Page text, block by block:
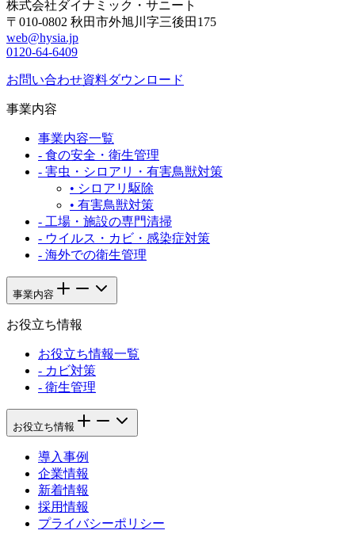
株式会社ダイナミック・サニート
〒010-0802 秋田市外旭川字三後田175
web@hysia.jp
0120-64-6409
お問い合わせ資料ダウンロード
事業内容
事業内容一覧
- 食の安全・衛生管理
- 害虫・シロアリ・有害鳥獣対策
• シロアリ駆除
• 有害鳥獣対策
- 工場・施設の専門清掃
- ウイルス・カビ・感染症対策
- 海外での衛生管理
事業内容
お役立ち情報
お役立ち情報一覧
- カビ対策
- 衛生管理
お役立ち情報
導入事例
企業情報
新着情報
採用情報
プライバシーポリシー